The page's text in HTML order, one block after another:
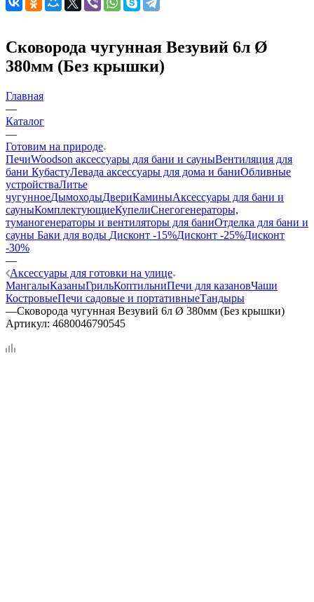
Сковорода чугунная Везувий 6л Ø
380мм (Без крышки)
Главная
—
Каталог
—
Готовим на природе
ПечиWoodson аксессуары для бани и сауныВентиляция для
бани КубастуЛевада аксессуары для дома и баниОбливные
устройстваЛитье
чугунноеДымоходыДвериКаминыАксессуары для бани и
сауныКомплектующиеКупелиСнегогенераторы,
туманогенераторы и вентиляторы для баниОтделка для бани и
сауны Баки для воды Дисконт -15%Дисконт -25%Дисконт
-30%
—
Аксессуары для готовки на улице
МангалыКазаныГрильКоптильниПечи для казановЧаши
КостровыеПечи садовые и портативныеТандыры
—Сковорода чугунная Везувий 6л Ø 380мм (Без крышки)
Артикул: 4680046790545